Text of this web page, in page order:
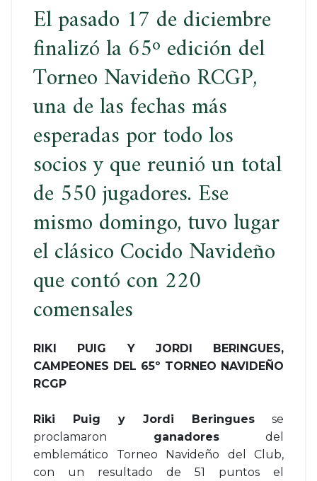
El pasado 17 de diciembre
finalizó la 65º edición del
Torneo Navideño RCGP,
una de las fechas más
esperadas por todo los
socios y que reunió un total
de 550 jugadores. Ese
mismo domingo, tuvo lugar
el clásico Cocido Navideño
que contó con 220
comensales
RIKI PUIG Y JORDI BERINGUES,
CAMPEONES DEL 65º TORNEO NAVIDEÑO
RCGP
Riki Puig y Jordi Beringues se
proclamaron ganadoresdel
emblemático Torneo Navideño del Club,
con un resultado de 51 puntos el